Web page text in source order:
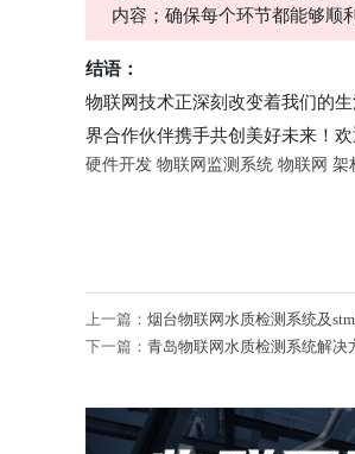
内容；确保每个环节都能够顺
结语：
物联网技术正深刻改变着我们的
界合作伙伴携手共创美好未来！
硬件开发 物联网监测系统 物联网 架
上一篇： 烟台物联网水质检测系统及
下一篇： 青岛物联网水质检测系统解决